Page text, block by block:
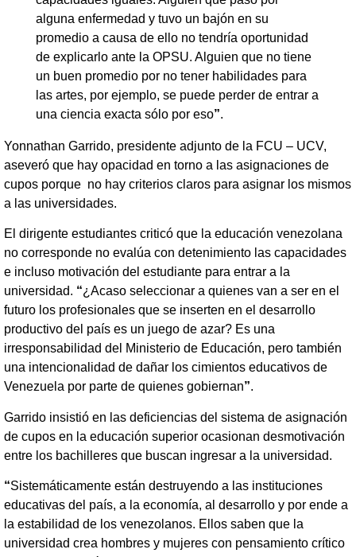
alguna enfermedad y tuvo un bajón en su
promedio a causa de ello no tendría oportunidad
de explicarlo ante la OPSU. Alguien que no tiene
un buen promedio por no tener habilidades para
las artes, por ejemplo, se puede perder de entrar a
una ciencia exacta sólo por eso”.
Yonnathan Garrido, presidente adjunto de la FCU – UCV,
aseveró que hay opacidad en torno a las asignaciones de
cupos porque no hay criterios claros para asignar los mismos
a las universidades.
El dirigente estudiantes criticó que la educación venezolana
no corresponde no evalúa con detenimiento las capacidades
e incluso motivación del estudiante para entrar a la
universidad. “¿Acaso seleccionar a quienes van a ser en el
futuro los profesionales que se inserten en el desarrollo
productivo del país es un juego de azar? Es una
irresponsabilidad del Ministerio de Educación, pero también
una intencionalidad de dañar los cimientos educativos de
Venezuela por parte de quienes gobiernan”.
Garrido insistió en las deficiencias del sistema de asignación
de cupos en la educación superior ocasionan desmotivación
entre los bachilleres que buscan ingresar a la universidad.
“Sistemáticamente están destruyendo a las instituciones
educativas del país, a la economía, al desarrollo y por ende a
la estabilidad de los venezolanos. Ellos saben que la
universidad crea hombres y mujeres con pensamiento crítico